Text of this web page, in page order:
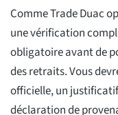
Comme Trade Duac
une vérification
obligatoire avant de
des retraits. Vous
officielle, un
déclaration de